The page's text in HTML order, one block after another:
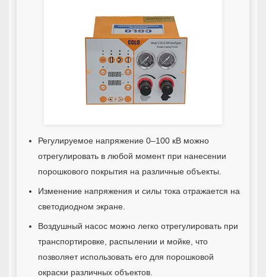
Регулируемое напряжение 0–100 кВ можно
отрегулировать в любой момент при нанесении
порошкового покрытия на различные объекты.
Изменение напряжения и силы тока отражается на
светодиодном экране.
Воздушный насос можно легко отрегулировать при
транспортировке, распылении и мойке, что
позволяет использовать его для порошковой
окраски различных объектов.